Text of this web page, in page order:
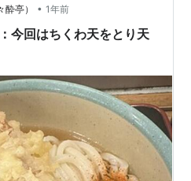
が嬉しいポイント！うどん
トッピングして…
亭） • 1年前
今回はちくわ天をとり天